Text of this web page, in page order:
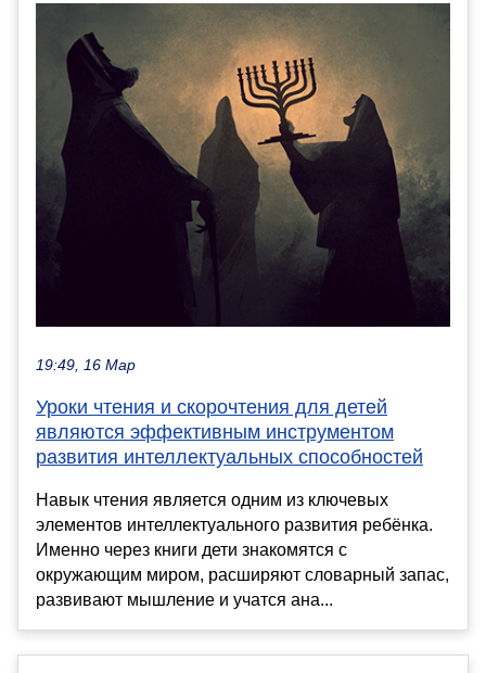
19:49, 16 Мар
Уроки чтения и скорочтения для детей
являются эффективным инструментом
развития интеллектуальных способностей
Навык чтения является одним из ключевых
элементов интеллектуального развития ребёнка.
Именно через книги дети знакомятся с
окружающим миром, расширяют словарный запас,
развивают мышление и учатся ана...